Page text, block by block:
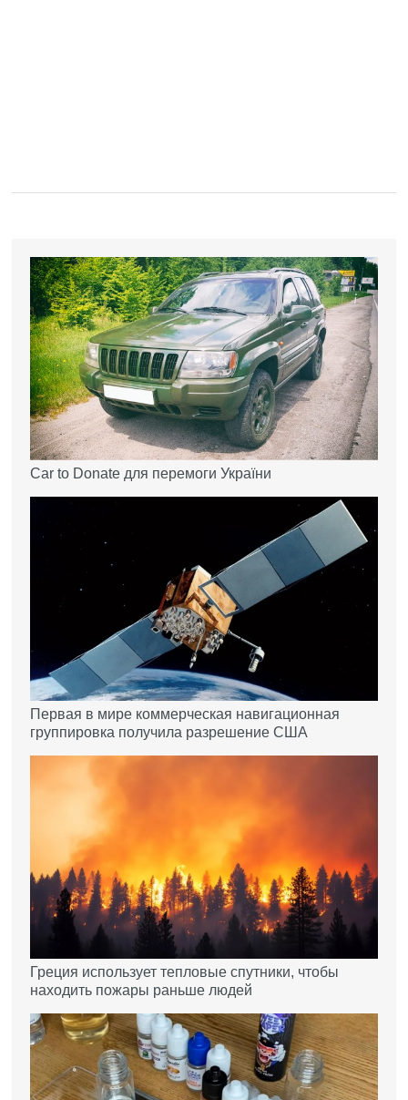
Car to Donate для перемоги України
Первая в мире коммерческая навигационная
группировка получила разрешение США
Греция использует тепловые спутники, чтобы
находить пожары раньше людей